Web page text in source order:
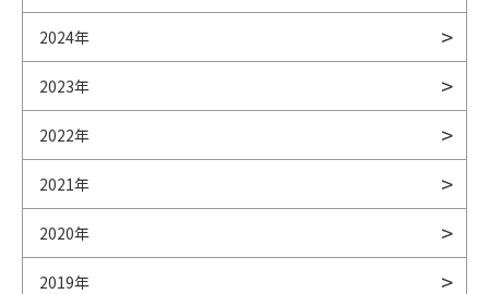
2024年
2023年
2022年
2021年
2020年
2019年